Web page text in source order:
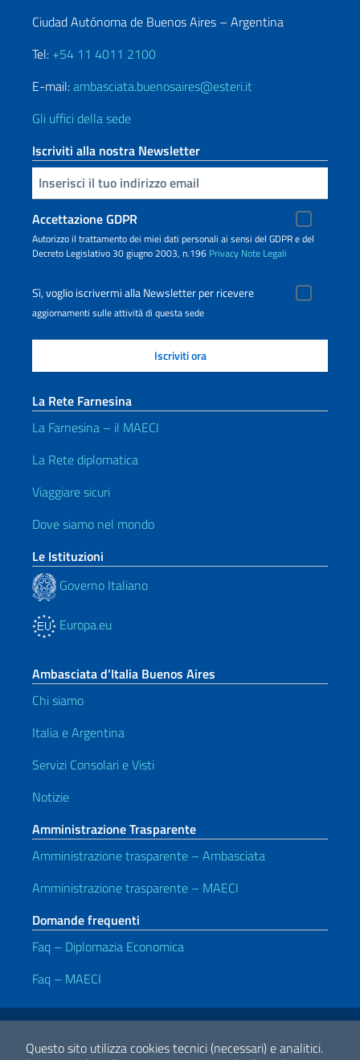
Questo sito utilizza cookies tecnici (necessari) e analitici.
Ciudad Autónoma de Buenos Aires – Argentina
Tel: +54 11 4011 2100
E-mail:ambasciata.buenosaires@esteri.it
Gli uffici della sede
Iscriviti alla nostra Newsletter
Inserisci la tua email
Accettazione GDPR
Autorizzo il trattamento dei miei dati personali ai sensi del GDPR e del
Decreto Legislativo 30 giugno 2003, n.196 Privacy Note Legali
Sì, voglio iscrivermi alla Newsletter per ricevere
aggiornamenti sulle attività di questa sede
La Rete Farnesina
La Farnesina – il MAECI
La Rete diplomatica
Viaggiare sicuri
Dove siamo nel mondo
Le Istituzioni
Governo Italiano
Europa.eu
Ambasciata d’Italia Buenos Aires
Chi siamo
Italia e Argentina
Servizi Consolari e Visti
Notizie
Amministrazione Trasparente
Amministrazione trasparente – Ambasciata
Amministrazione trasparente – MAECI
Domande frequenti
Faq – Diplomazia Economica
Faq – MAECI
Link Utili